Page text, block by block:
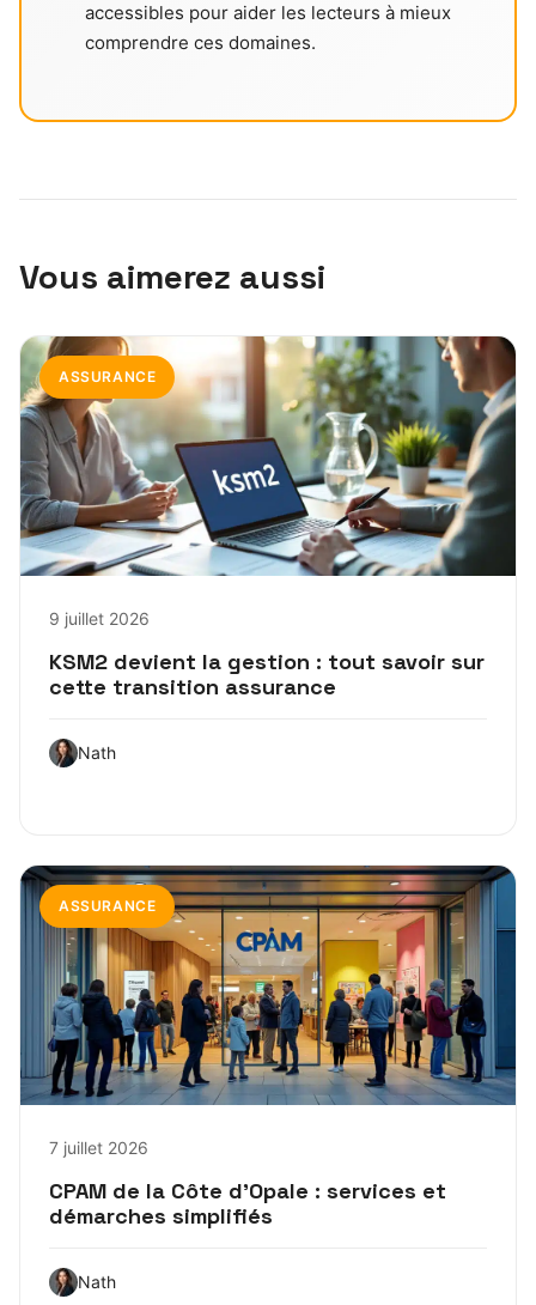
accessibles pour aider les lecteurs à mieux
comprendre ces domaines.
Vous aimerez aussi
ASSURANCE
9 juillet 2026
KSM2 devient la gestion : tout savoir sur
cette transition assurance
Nath
ASSURANCE
7 juillet 2026
CPAM de la Côte d’Opale : services et
démarches simplifiés
Nath